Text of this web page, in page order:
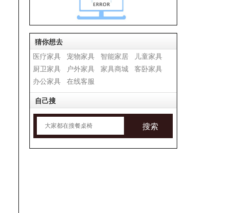
猜你想去
医疗家具
宠物家具 智能家居
儿童家具
厨卫家具
户外家具 家具商城
客卧家具
办公家具
在线客服
自己搜
搜索